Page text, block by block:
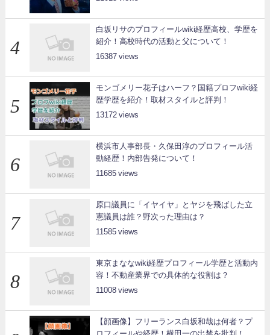
白坂リサのプロフィールwiki経歴高校、学歴を
紹介！高校時代の活動と父について！
16387
モンゴメリー花子はハーフ？国籍プロフwiki経
歴学歴を紹介！取材スタイルと評判！
13172
横浜市人事部長・久保田淳のプロフィール活
動経歴！内部告発について！
11685
原口議員に「イヤイヤ」とヤジを飛ばした立
憲議員は誰？野次った理由は？
11585
東京まななwiki経歴プロフィール学歴と活動内
容！不動産業界での具体的な役割は？
11008
【顔画像】フリーランス白坂和哉は何者？プ